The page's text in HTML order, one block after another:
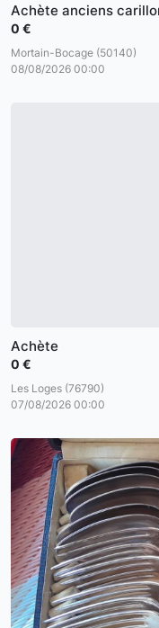
Achète anciens
0 €
Mortain-Bocage (50140)
08/08/2026 00:00
Achète
0 €
Les Loges (76790)
07/08/2026 00:00